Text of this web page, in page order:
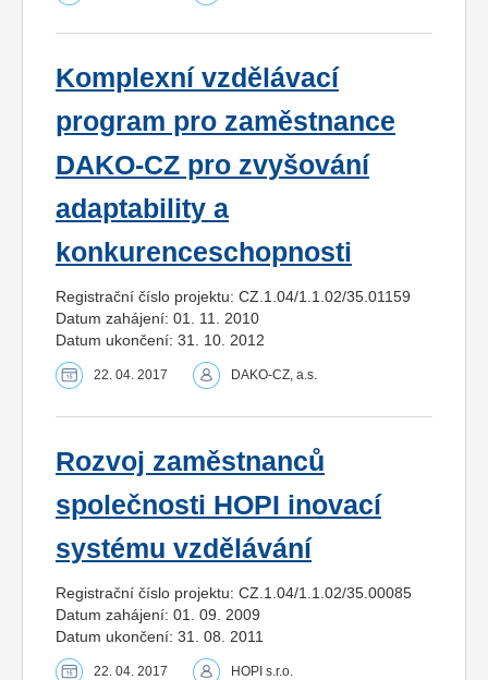
Komplexní vzdělávací
program pro zaměstnance
DAKO-CZ pro zvyšování
adaptability a
konkurenceschopnosti
Registrační číslo projektu: CZ.1.04/1.1.02/35.01159
Datum zahájení: 01. 11. 2010
Datum ukončení: 31. 10. 2012
22. 04. 2017 DAKO-CZ, a.s.
Rozvoj zaměstnanců
společnosti HOPI inovací
systému vzdělávání
Registrační číslo projektu: CZ.1.04/1.1.02/35.00085
Datum zahájení: 01. 09. 2009
Datum ukončení: 31. 08. 2011
22. 04. 2017 HOPI s.r.o.